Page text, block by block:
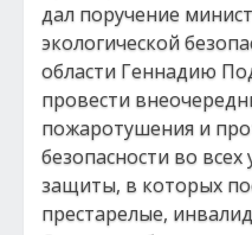
дал поручение
экологической
области Геннадию
провести
пожаротушения и
безопасности во
защиты, в которых
престарелые,